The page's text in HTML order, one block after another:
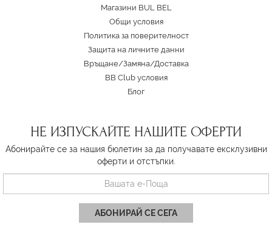
Магазини BUL BEL
Oбщи условия
Политика за поверителност
Защита на личните данни
Връщане/Замяна/Доставка
BB Club условия
Блог
НЕ ИЗПУСКАЙТЕ НАШИТЕ ОФЕРТИ
Абонирайте се за нашия бюлетин за да получавате ексклузивни
оферти и отстъпки.
АБОНИРАЙ СЕ СЕГА